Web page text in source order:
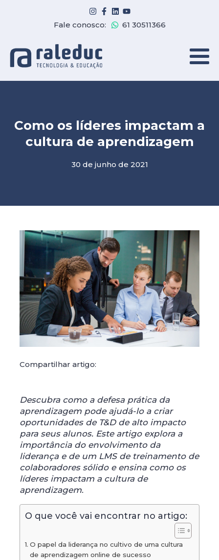
Fale conosco: 61 30511366
Como os líderes impactam a
cultura de aprendizagem
30 de junho de 2021
Compartilhar artigo:
Descubra como a defesa prática da
aprendizagem pode ajudá-lo a criar
oportunidades de T&D de alto impacto
para seus alunos. Este artigo explora a
importância do envolvimento da
liderança e de um LMS de treinamento de
colaboradores sólido e ensina como os
líderes impactam a cultura de
aprendizagem.
O que você vai encontrar no artigo:
O papel da liderança no cultivo de uma cultura
de aprendizagem online de sucesso